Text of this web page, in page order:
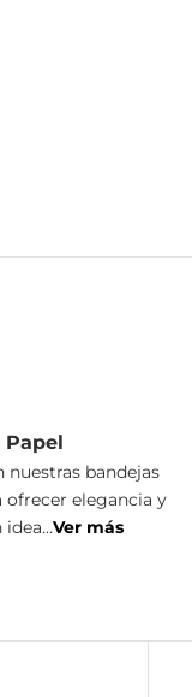
Papel
bandejas
ofrecer elegancia y
idea…Ver más